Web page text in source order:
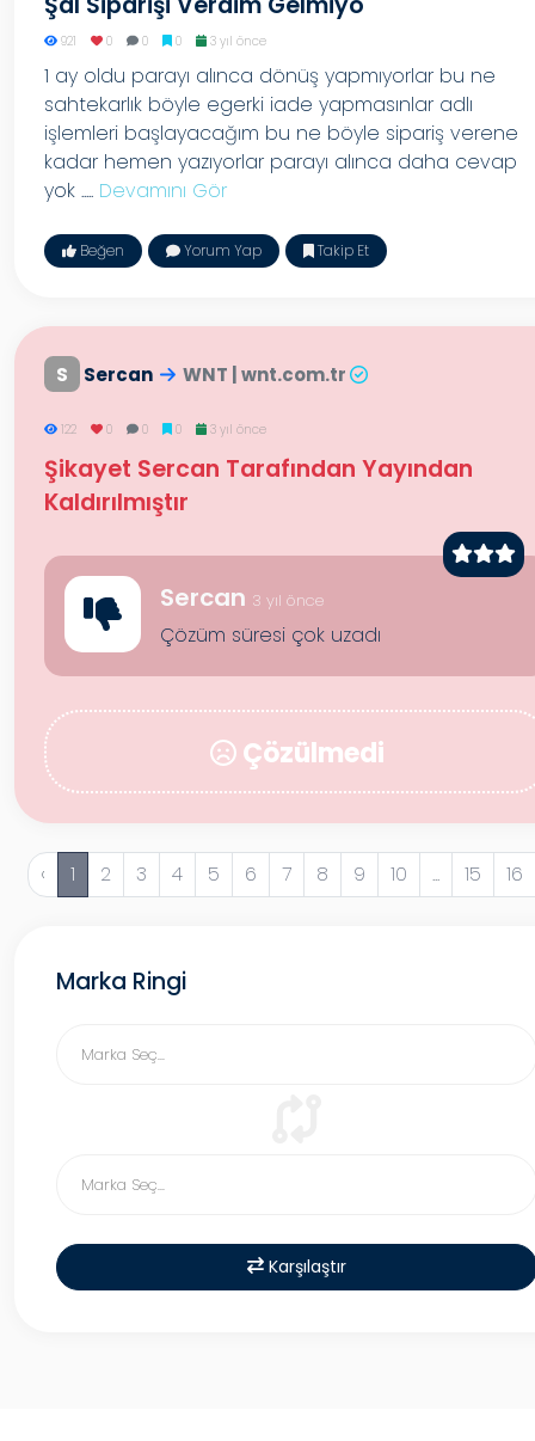
921 0 0 0 3 yıl önce
1 ay oldu parayı alınca dönüş yapmıyorlar bu ne
sahtekarlık böyle egerki iade yapmasınlar adlı
işlemleri başlayacağım bu ne böyle sipariş verene
kadar hemen yazıyorlar parayı alınca daha cevap
yok ..... Devamını Gör
Beğen Yorum Yap Takip Et
S Sercan WNT | wnt.com.tr
122 0 0 0 3 yıl önce
Şikayet Sercan Tarafından Yayından
Kaldırılmıştır
Sercan 3 yıl önce
Çözüm süresi çok uzadı
Çözülmedi
‹ 1 2 3 4 5 6 7 8 9 10 ... 15 16
Marka Ringi
Karşılaştır